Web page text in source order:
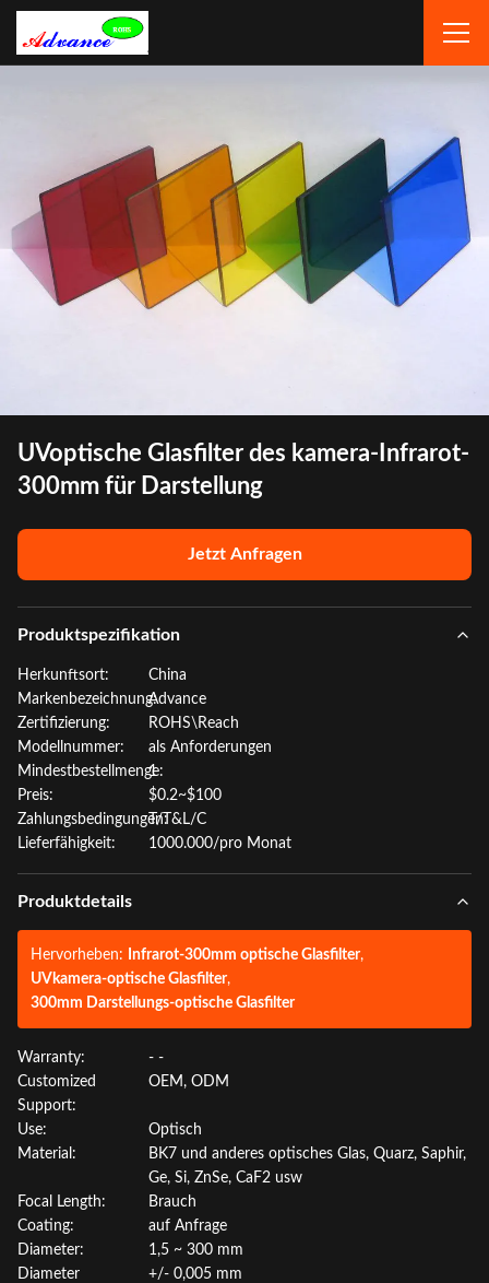
UVoptische Glasfilter des kamera-Infrarot-
300mm für Darstellung
Jetzt Anfragen
Produktspezifikation
Herkunftsort:
China
Markenbezeichnung:Advance
Zertifizierung:
ROHS\Reach
Modellnummer:
als Anforderungen
Mindestbestellmenge:
1
Preis:
$0.2~$100
Zahlungsbedingungen:T/T&L/C
Lieferfähigkeit:
1000.000/pro Monat
Produktdetails
Hervorheben: Infrarot-300mm optische Glasfilter,
UVkamera-optische Glasfilter,
300mm Darstellungs-optische Glasfilter
Warranty:
- -
Customized
Support:
OEM, ODM
Use:
Optisch
Material:
BK7 und anderes optisches Glas, Quarz, Saphir,
Ge, Si, ZnSe, CaF2 usw
Focal Length:
Brauch
Coating:
auf Anfrage
Diameter:
1,5 ~ 300 mm
Diameter
+/- 0,005 mm